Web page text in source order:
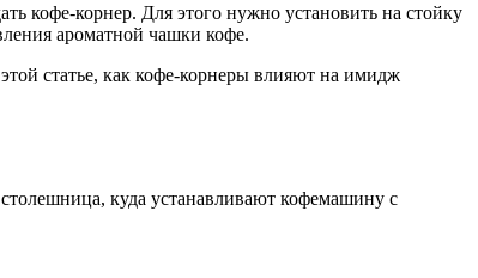
кофе-корнер. Для этого нужно установить на стойку
ароматной чашки кофе.
статье, как кофе-корнеры влияют на имидж
куда устанавливают кофемашину с